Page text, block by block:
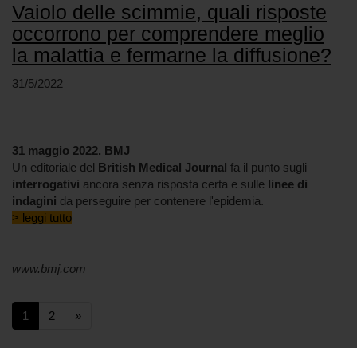
Vaiolo delle scimmie, quali risposte
occorrono per comprendere meglio
la malattia e fermarne la diffusione?
31/5/2022
31 maggio 2022. BMJ
Un editoriale del British Medical Journal fa il punto sugli
interrogativi ancora senza risposta certa e sulle linee di
indagini da perseguire per contenere l'epidemia.
> leggi tutto
www.bmj.com
1 (current)
2 (current)
»